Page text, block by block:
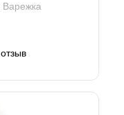
Варежка